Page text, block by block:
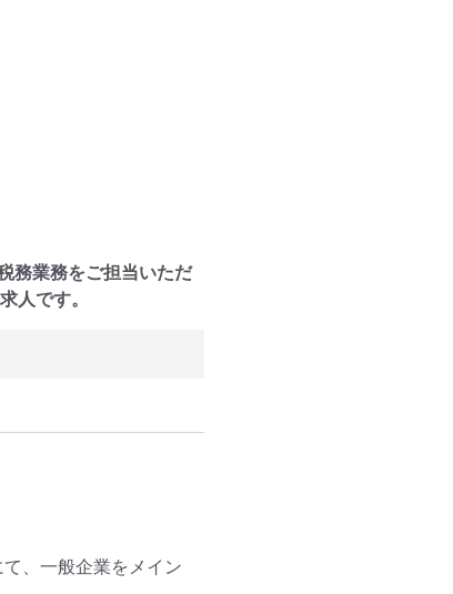
務業務をご担当いただ
人です。
、一般企業をメイン